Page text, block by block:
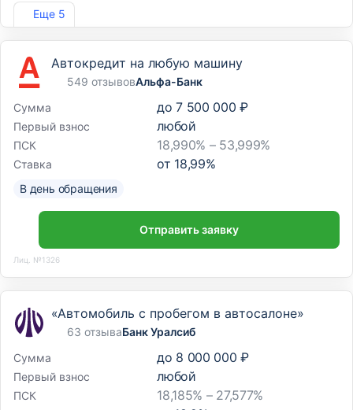
Еще 5
Лиц. №1343
Автокредит на любую машину
549 отзывовАльфа-Банк
Сумма
до 7 500 000 ₽
Первый взнос любой
ПСК 18,990% – 53,999%
Ставка от 18,99%
В день обращения
Отправить заявку
Лиц. №1326
«Автомобиль с пробегом в автосалоне»
63 отзываБанк Уралсиб
Сумма
до 8 000 000 ₽
Первый взнос любой
ПСК 18,185% – 27,577%